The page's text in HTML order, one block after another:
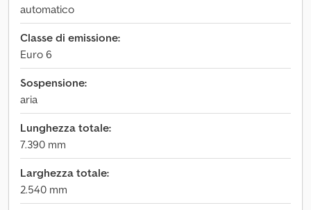
automatico
Classe di emissione:
Euro 6
Sospensione:
aria
Lunghezza totale:
7.390 mm
Larghezza totale:
2.540 mm